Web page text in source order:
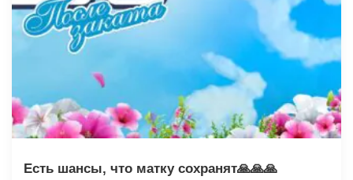
Есть шансы, что матку сохранят🙏🙏🙏